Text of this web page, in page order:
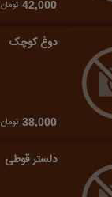
42,000 تومان
دوغ کوچک
38,000 تومان
دلستر قوطی